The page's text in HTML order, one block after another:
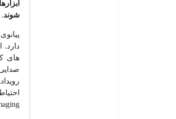
شوند.
دارد.
های
احتیاط